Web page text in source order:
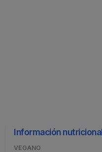
Información
VEGANO